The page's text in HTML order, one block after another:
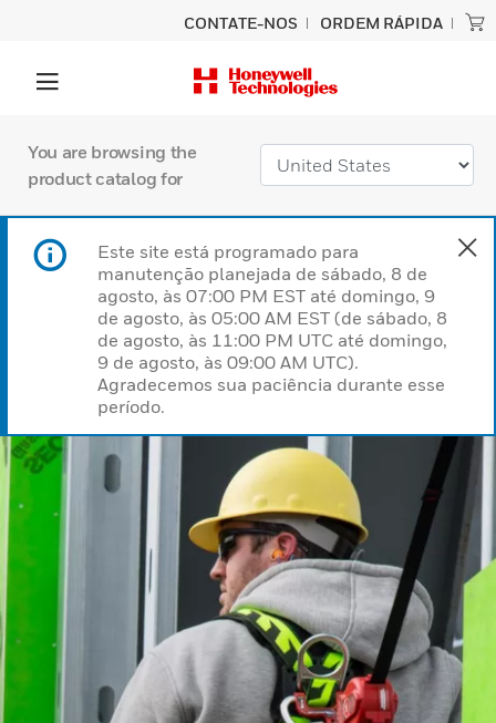
CONTATE-NOS ORDEM RÁPIDA
You are browsing the
product catalog for
Este site está programado para
manutenção planejada de sábado, 8 de
agosto, às 07:00 PM EST até domingo, 9
de agosto, às 05:00 AM EST (de sábado, 8
de agosto, às 11:00 PM UTC até domingo,
9 de agosto, às 09:00 AM UTC).
Agradecemos sua paciência durante esse
período.